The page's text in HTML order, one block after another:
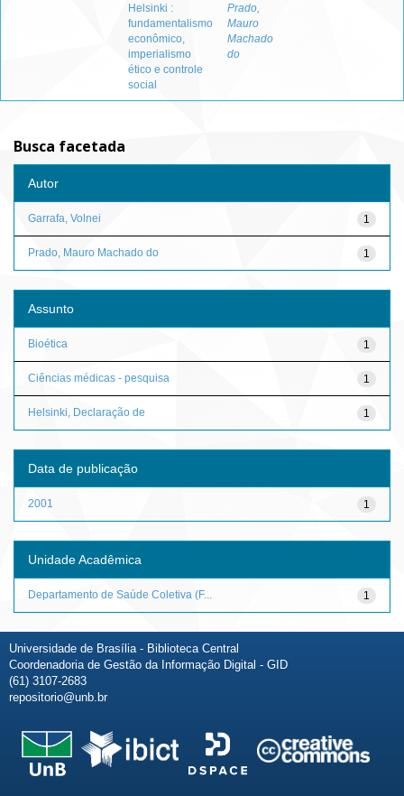
Helsinki :
fundamentalismo
econômico,
imperialismo
ético e controle
social
Prado,
Mauro
Machado
do
Busca facetada
Autor
1
Garrafa, Volnei
1
Prado, Mauro Machado do
Assunto
1
Bioética
1
Ciências médicas - pesquisa
1
Helsinki, Declaração de
Data de publicação
1
2001
Unidade Acadêmica
1
Departamento de Saúde Coletiva (F...
Universidade de Brasília - Biblioteca Central
Coordenadoria de Gestão da Informação Digital - GID
(61) 3107-2683
repositorio@unb.br